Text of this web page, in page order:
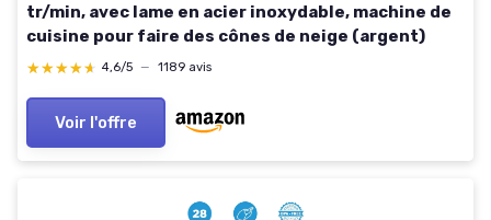
tr/min, avec lame en acier inoxydable, machine de
cuisine pour faire des cônes de neige (argent)
★★★★★
★★★★★ 4,6/5 — 1189 avis
Voir l'offre